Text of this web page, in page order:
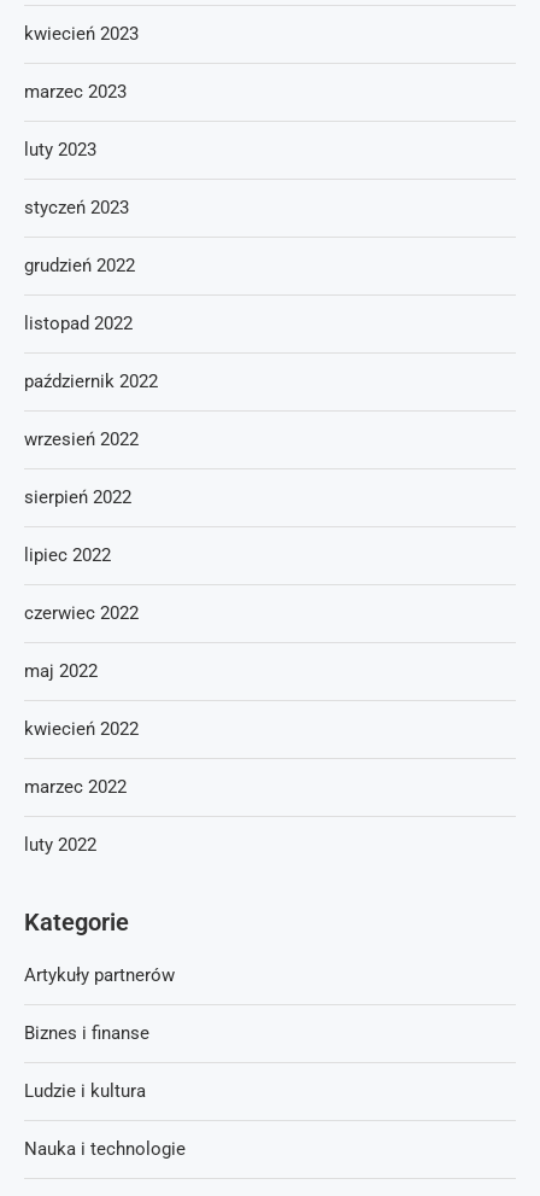
kwiecień 2023
marzec 2023
luty 2023
styczeń 2023
grudzień 2022
listopad 2022
październik 2022
wrzesień 2022
sierpień 2022
lipiec 2022
czerwiec 2022
maj 2022
kwiecień 2022
marzec 2022
luty 2022
Kategorie
Artykuły partnerów
Biznes i finanse
Ludzie i kultura
Nauka i technologie